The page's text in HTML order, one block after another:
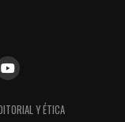
Y ÉTICA